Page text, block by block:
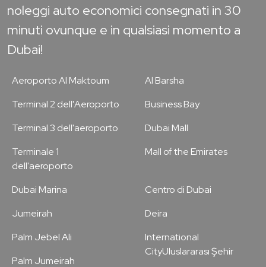
noleggi auto economici consegnati in 30
minuti ovunque e in qualsiasi momento a
Dubai!
Aeroporto Al Maktoum
Terminal 2 dell'Aeroporto
Terminal 3 dell'aeroporto
Terminale 1
dell'aeroporto
Al Barsha
Business Bay
Dubai Mall
Mall of the Emirates
Dubai Marina
Jumeirah
Palm Jebel Ali
Palm Jumeirah
Centro di Dubai
Deira
International
CityUluslararası Şehir